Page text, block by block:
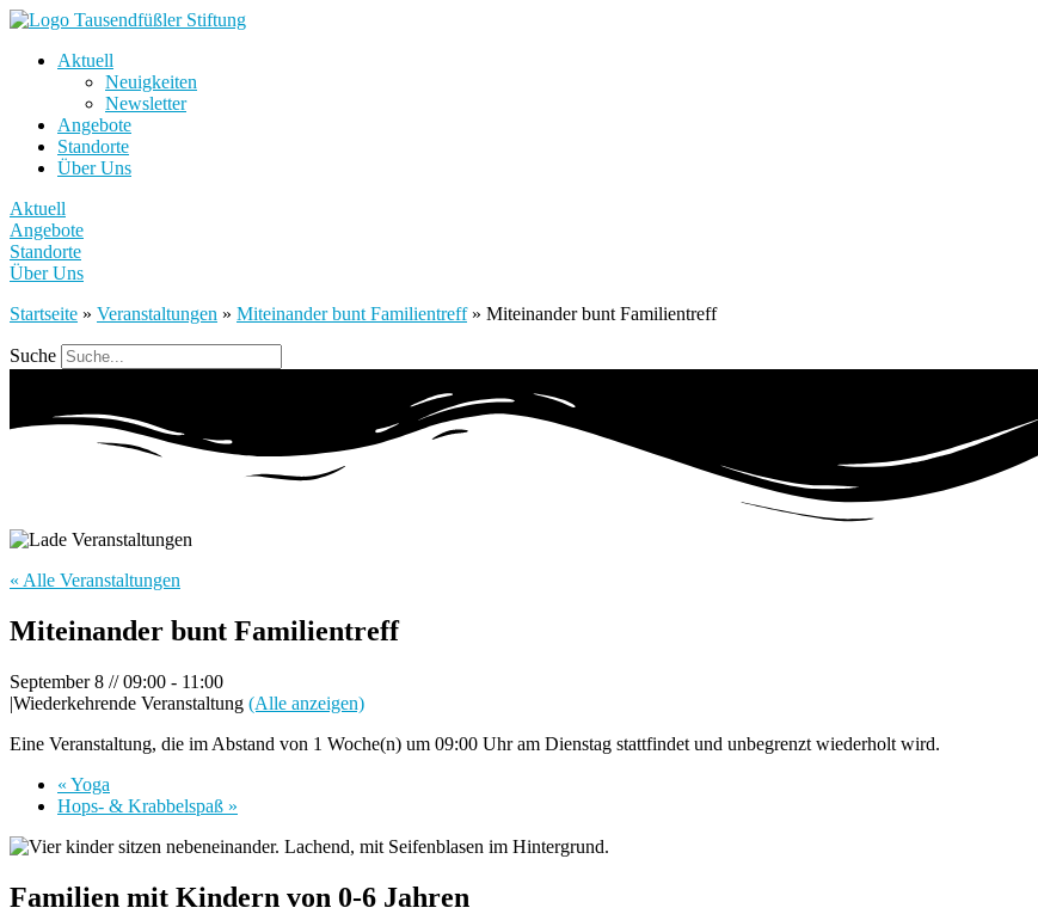
Aktuell
Neuigkeiten
Newsletter
Angebote
Standorte
Über Uns
Aktuell
Angebote
Standorte
Über Uns
Startseite » Veranstaltungen » Miteinander bunt Familientreff» Miteinander bunt Familientreff
Suche
« Alle Veranstaltungen
Miteinander bunt Familientreff
September 8 // 09:00 - 11:00
|Wiederkehrende Veranstaltung (Alle anzeigen)
Eine Veranstaltung, die im Abstand von 1 Woche(n) um 09:00 Uhr am Dienstag stattfindet und unbegrenzt wiederholt wird.
« Yoga
Hops- & Krabbelspaß »
Familien mit Kindern von 0-6 Jahren